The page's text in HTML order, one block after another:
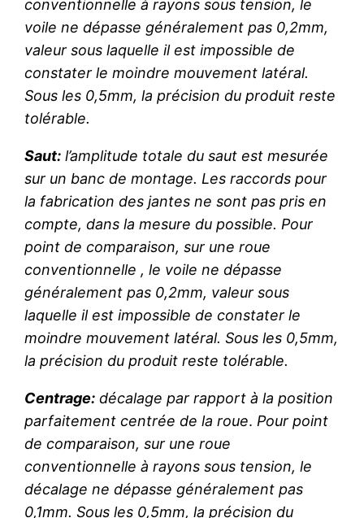
conventionnelle à rayons sous tension, le
voile ne dépasse généralement pas 0,2mm,
valeur sous laquelle il est impossible de
constater le moindre mouvement latéral.
Sous les 0,5mm, la précision du produit reste
tolérable.
Saut: l’amplitude totale du saut est mesurée
sur un banc de montage. Les raccords pour
la fabrication des jantes ne sont pas pris en
compte, dans la mesure du possible. Pour
point de comparaison,sur une roue
conventionnelle , le voile ne dépasse
généralement pas 0,2mm, valeur sous
laquelle il est impossible de constater le
moindre mouvement latéral. Sous les 0,5mm,
la précision du produit reste tolérable.
Centrage: décalage par rapport à la position
parfaitement centrée de la roue. Pour point
de comparaison, sur une roue
conventionnelleà rayons sous tension, le
décalage ne dépasse généralement pas
0,1mm. Sous les 0,5mm, la précision du